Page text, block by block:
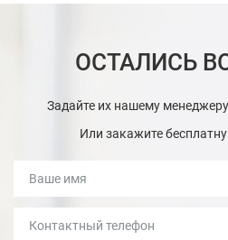
ОСТАЛИСЬ
Задайте их нашему менеджеру
Или закажите